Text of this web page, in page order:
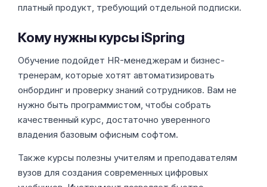
платный продукт, требующий отдельной подписки.
Кому нужны курсы iSpring
Обучение подойдет HR-менеджерам и бизнес-
тренерам, которые хотят автоматизировать
онбординг и проверку знаний сотрудников. Вам не
нужно быть программистом, чтобы собрать
качественный курс, достаточно уверенного
владения базовым офисным софтом.
Также курсы полезны учителям и преподавателям
вузов для создания современных цифровых